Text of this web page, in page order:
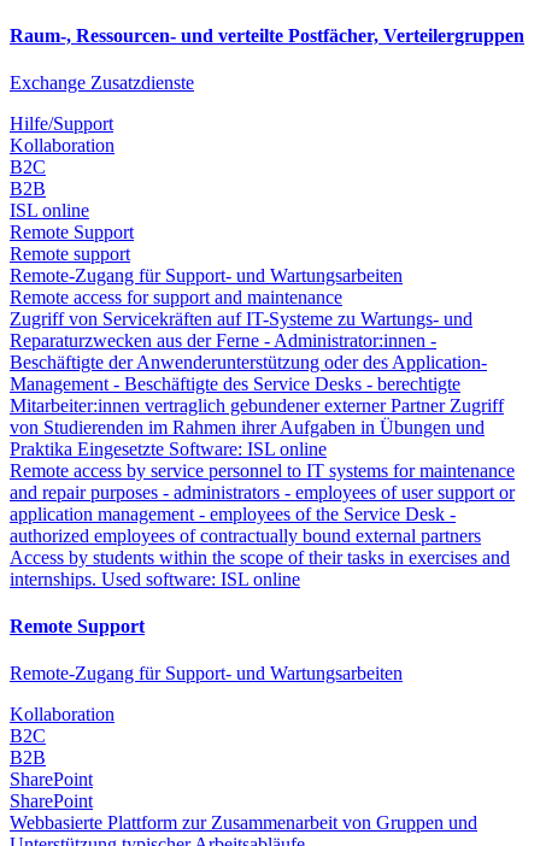
Raum-, Ressourcen- und verteilte Postfächer, Verteilergruppen
Exchange Zusatzdienste
Hilfe/Support
Kollaboration
B2C
B2B
ISL online
Remote Support
Remote support
Remote-Zugang für Support- und Wartungsarbeiten
Remote access for support and maintenance
Zugriff von Servicekräften auf IT-Systeme zu Wartungs- und
Reparaturzwecken aus der Ferne - Administrator:innen -
Beschäftigte der Anwenderunterstützung oder des Application-
Management - Beschäftigte des Service Desks - berechtigte
Mitarbeiter:innen vertraglich gebundener externer Partner Zugriff
von Studierenden im Rahmen ihrer Aufgaben in Übungen und
Praktika Eingesetzte Software: ISL online
Remote access by service personnel to IT systems for maintenance
and repair purposes - administrators - employees of user support or
application management - employees of the Service Desk -
authorized employees of contractually bound external partners
Access by students within the scope of their tasks in exercises and
internships. Used software: ISL online
Remote Support
Remote-Zugang für Support- und Wartungsarbeiten
Kollaboration
B2C
B2B
SharePoint
SharePoint
Webbasierte Plattform zur Zusammenarbeit von Gruppen und